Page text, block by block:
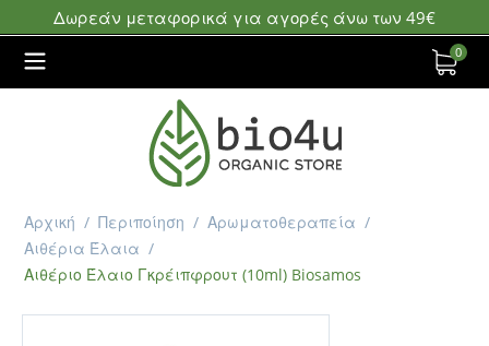
Δωρεάν μεταφορικά για αγορές άνω των 49€
0
Αρχική / Περιποίηση / Αρωματοθεραπεία /
Αιθέρια Έλαια /
Αιθέριο Έλαιο Γκρέιπφρουτ (10ml) Biosamos